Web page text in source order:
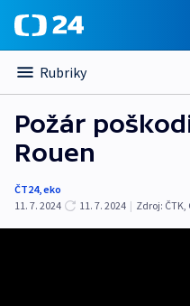
Rubriky
Požár
Rouen
ČT24,eko
11. 7. 2024
11. 7. 2024 | Zdroj: ČTK,